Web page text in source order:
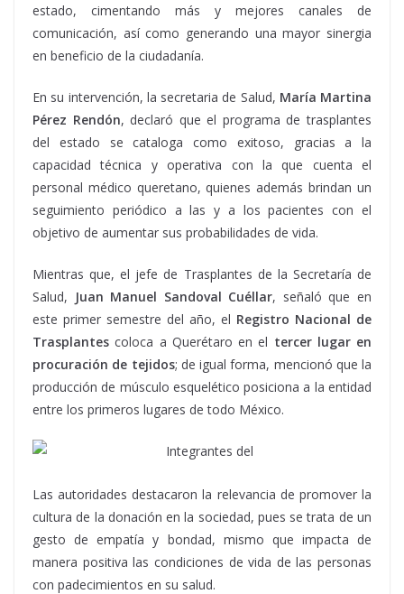
estado, cimentando más y mejores canales de
comunicación, así como generando una mayor sinergia
en beneficio de la ciudadanía.
En su intervención, la secretaria de Salud, María Martina
Pérez Rendón, declaró que el programa de trasplantes
del estado se cataloga como exitoso, gracias a la
capacidad técnica y operativa con la que cuenta el
personal médico queretano, quienes además brindan un
seguimiento periódico a las y a los pacientes con el
objetivo de aumentar sus probabilidades de vida.
Mientras que, el jefe de Trasplantes de la Secretaría de
Salud, Juan Manuel Sandoval Cuéllar, señaló que en
este primer semestre del año, el Registro Nacional de
Trasplantes coloca a Querétaro en el tercer lugar en
procuración de tejidos; de igual forma, mencionó que la
producción de músculo esquelético posiciona a la entidad
entre los primeros lugares de todo México.
Las autoridades destacaron la relevancia de promover la
cultura de la donación en la sociedad, pues se trata de un
gesto de empatía y bondad, mismo que impacta de
manera positiva las condiciones de vida de las personas
con padecimientos en su salud.